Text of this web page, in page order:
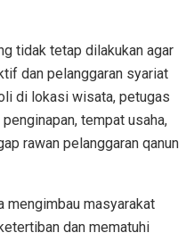
tidak tetap dilakukan agar
dan pelanggaran syariat
di lokasi wisata, petugas
tempat usaha,
rawan pelanggaran qanun
mengimbau masyarakat
dan mematuhi